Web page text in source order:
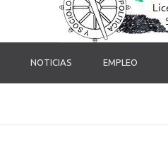
NOTICIAS EMPLEO